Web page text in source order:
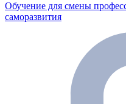
Обучение для смены
саморазвития